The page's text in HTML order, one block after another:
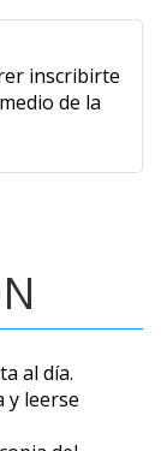
inscribirte
de la
al día.
y leerse